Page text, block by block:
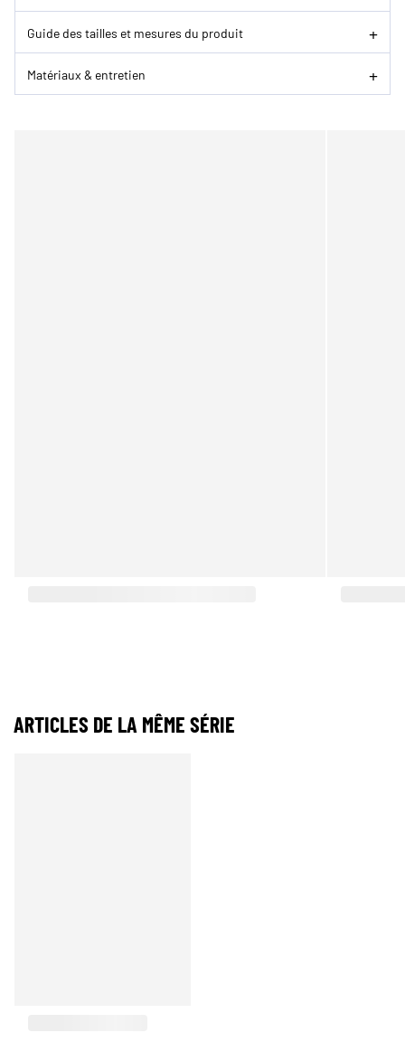
Guide des tailles et mesures du produit
Matériaux & entretien
ARTICLES DE LA MÊME SÉRIE